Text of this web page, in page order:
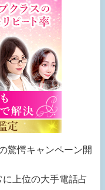
驚愕キャンペーン開
に上位の大手電話占